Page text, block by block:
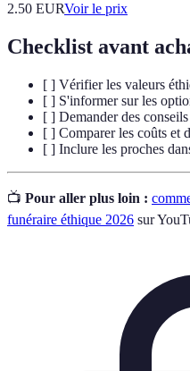
2.50 EURVoir le prix
Checklist avant
[ ] Vérifier les valeurs
[ ] S'informer sur les
[ ] Demander des
[ ] Comparer les coûts et
[ ] Inclure les proches
📺 Pour aller plus loin :
funéraire éthique 2026 sur